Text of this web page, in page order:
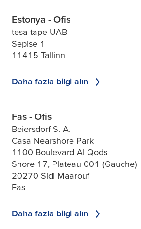
Estonya - Ofis
tesa tape UAB
Sepise 1
11415 Tallinn
Daha fazla bilgi alın
Fas - Ofis
Beiersdorf S. A.
Casa Nearshore Park
1100 Boulevard Al Qods
Shore 17, Plateau 001 (Gauche)
20270 Sidi Maarouf
Fas
Daha fazla bilgi alın